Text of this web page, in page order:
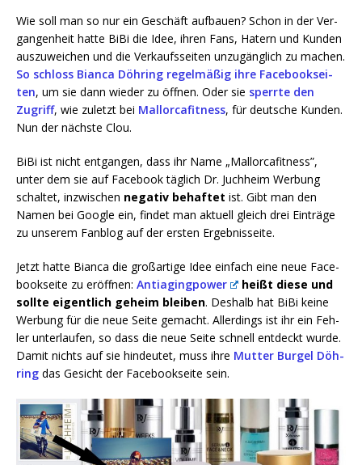
Wie soll man so nur ein Geschäft auf­bau­en? Schon in der Ver­
gan­gen­heit hat­te BiBi die Idee, ihren Fans, Hatern und Kun­den
aus­zu­wei­chen und die Ver­kaufs­sei­ten unzu­gäng­lich zu machen.
So schloss Bian­ca Döh­ring regel­mä­ßig ihre Face­book­sei­
ten, um sie dann wie­der zu öff­nen. Oder sie sperr­te den
Zugriff, wie zuletzt bei Mal­lor­ca­fit­ness, für deut­sche Kun­den.
Nun der nächs­te Clou.
BiBi ist nicht ent­gan­gen, dass ihr Name „Mal­lor­ca­fit­ness”,
unter dem sie auf Face­book täg­lich Dr. Juch­heim Wer­bung
schal­tet, inzwi­schen nega­tiv behaf­tet ist. Gibt man den
Namen bei Goog­le ein, fin­det man aktu­ell gleich drei Ein­trä­ge
zu unse­rem Fan­blog auf der ers­ten Ergebnisseite.
Jetzt hat­te Bian­ca die groß­ar­ti­ge Idee ein­fach eine neue Face­
book­sei­te zu eröff­nen: Antia­ging­power
heißt die­se und
soll­te eigent­lich geheim blei­ben. Des­halb hat BiBi kei­ne
Wer­bung für die neue Sei­te gemacht. Aller­dings ist ihr ein Feh­
ler unter­lau­fen, so dass die neue Sei­te schnell ent­deckt wur­de.
Damit nichts auf sie hin­deu­tet, muss ihre Mut­ter Bur­gel Döh­
ring das Gesicht der Face­book­sei­te sein.